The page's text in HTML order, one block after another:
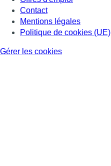
Contact
Mentions légales
Politique de cookies (UE)
Gérer les cookies